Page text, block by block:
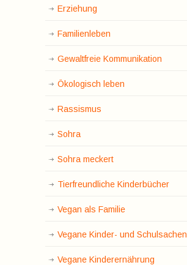
Erziehung
Familienleben
Gewaltfreie Kommunikation
Ökologisch leben
Rassismus
Sohra
Sohra meckert
Tierfreundliche Kinderbücher
Vegan als Familie
Vegane Kinder- und Schulsachen
Vegane Kinderernährung